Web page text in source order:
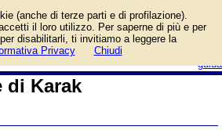
guida
Catacombe di Karak e
prezzo di vendita.
di Karak
(anche di terze parti e di profilazione).
il loro utilizzo. Per saperne di più e per
disabilitarli, ti invitiamo a leggere la
Privacy Chiudi